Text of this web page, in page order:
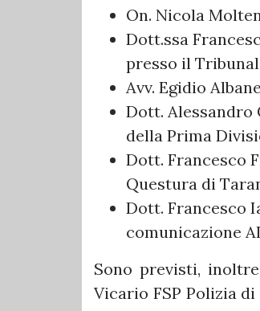
On. Nicola
Dott.ssa
presso il
Avv. Egidio
Dott.
della Prima
Dott. Francesco
Questura di
Dott. Francesco
comunicazione
Sono previsti,
Vicario FSP Polizia